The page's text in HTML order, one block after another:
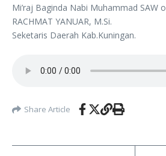
Mi’raj Baginda Nabi Muhammad SAW
RACHMAT YANUAR, M.Si.
Seketaris Daerah Kab.Kuningan.
Share Article